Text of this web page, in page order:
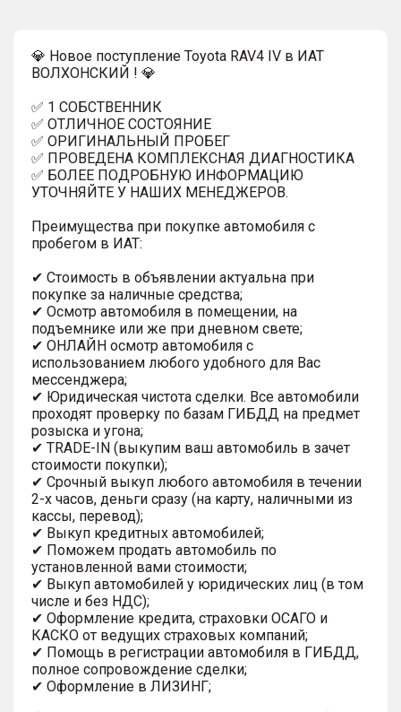
💎 Новое поступление Toyota RAV4 IV в ИАТ
ВОЛХОНСКИЙ ! 💎
✅ 1 СОБСТВЕННИК
✅ ОТЛИЧНОЕ СОСТОЯНИЕ
✅ ОРИГИНАЛЬНЫЙ ПРОБЕГ
✅ ПРОВЕДЕНА КОМПЛЕКСНАЯ ДИАГНОСТИКА
✅ БОЛЕЕ ПОДРОБНУЮ ИНФОРМАЦИЮ
УТОЧНЯЙТЕ У НАШИХ МЕНЕДЖЕРОВ.
Преимущества при покупке автомобиля с
пробегом в ИАТ:
✔ Стоимость в объявлении актуальна при
покупке за наличные средства;
✔ Осмотр автомобиля в помещении, на
подъемнике или же при дневном свете;
✔ ОНЛАЙН осмотр автомобиля с
использованием любого удобного для Вас
мессенджера;
✔ Юридическая чистота сделки. Все автомобили
проходят проверку по базам ГИБДД на предмет
розыска и угона;
✔ TRADE-IN (выкупим ваш автомобиль в зачет
стоимости покупки);
✔ Срочный выкуп любого автомобиля в течении
2-х часов, деньги сразу (на карту, наличными из
кассы, перевод);
✔ Выкуп кредитных автомобилей;
✔ Поможем продать автомобиль по
установленной вами стоимости;
✔ Выкуп автомобилей у юридических лиц (в том
числе и без НДС);
✔ Оформление кредита, страховки ОСАГО и
КАСКО от ведущих страховых компаний;
✔ Помощь в регистрации автомобиля в ГИБДД,
полное сопровождение сделки;
✔ Оформление в ЛИЗИНГ;